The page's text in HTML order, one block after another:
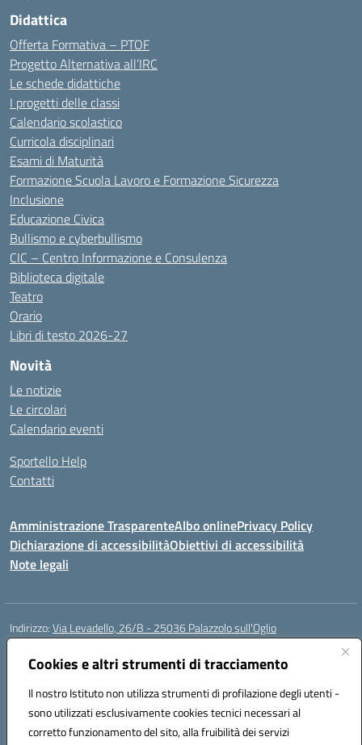
Cookies e altri strumenti di tracciamento
Il nostro Istituto non utilizza strumenti di profilazione degli utenti -
sono utilizzati esclusivamente cookies tecnici necessari al
corretto funzionamento del sito, alla fruibilità dei servizi
Didattica
Offerta Formativa – PTOF
Progetto Alternativa all’IRC
Le schede didattiche
I progetti delle classi
Calendario scolastico
Curricola disciplinari
Esami di Maturità
Formazione Scuola Lavoro e Formazione Sicurezza
Inclusione
Educazione Civica
Bullismo e cyberbullismo
CIC – Centro Informazione e Consulenza
Biblioteca digitale
Teatro
Orario
Libri di testo 2026-27
Novità
Le notizie
Le circolari
Calendario eventi
Sportello Help
Contatti
Amministrazione TrasparenteAlbo onlinePrivacy Policy
Dichiarazione di accessibilitàObiettivi di accessibilità
Note legali
Indirizzo:Via Levadello, 26/B - 25036 Palazzolo sull'Oglio
Centralino:
Posta elettronica certificata (PEC):bsis01800p@pec.istruzione.it
Codice fiscale: 91011920179
Codice meccanografico:BSIS01800P
Codice Indice delle Pubbliche Amministrazioni (IPA): istsc_bsis01800p